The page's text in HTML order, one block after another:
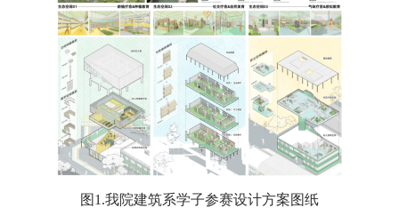
图 1.我院建筑系学子参赛设计方案图纸